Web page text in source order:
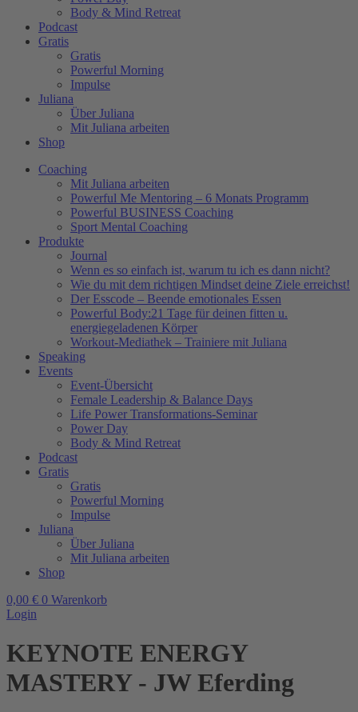
Body & Mind Retreat
Podcast
Gratis
Gratis
Powerful Morning
Impulse
Juliana
Über Juliana
Mit Juliana arbeiten
Shop
Coaching
Mit Juliana arbeiten
Powerful Me Mentoring – 6 Monats Programm
Powerful BUSINESS Coaching
Sport Mental Coaching
Produkte
Journal
Wenn es so einfach ist, warum tu ich es dann nicht?
Wie du mit dem richtigen Mindset deine Ziele erreichst!
Der Esscode – Beende emotionales Essen
Powerful Body:21 Tage für deinen fitten u.
energiegeladenen Körper
Workout-Mediathek – Trainiere mit Juliana
Speaking
Events
Event-Übersicht
Female Leadership & Balance Days
Life Power Transformations-Seminar
Power Day
Body & Mind Retreat
Podcast
Gratis
Gratis
Powerful Morning
Impulse
Juliana
Über Juliana
Mit Juliana arbeiten
Shop
0,00 € 0 Warenkorb
Login
KEYNOTE ENERGY
MASTERY - JW Eferding